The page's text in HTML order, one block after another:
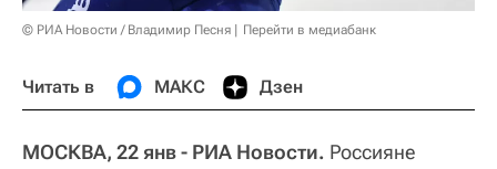
© РИА Новости / Владимир Песня Перейти в медиабанк
Читать в МАКС Дзен
МОСКВА, 22 янв - РИА Новости. Россияне